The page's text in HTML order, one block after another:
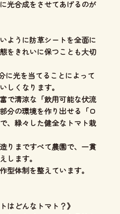
光合成をさせてあげるのが
ように防草シートを全面に
をきれいに保つことも大切
に光を当てることによって
しくなります。
で清涼な「飲用可能な伏流
分の環境を作り出せる「ロ
、緑々した健全なトマト栽
りまですべて農園で、一貫
します。
型体制を整えています。
はどんなトマト？》